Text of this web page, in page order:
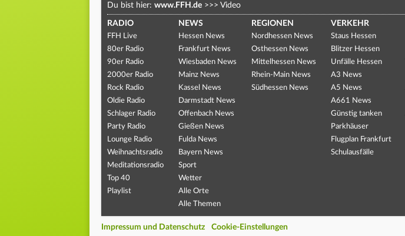
Du bist hier: www.FFH.de >>> Video
RADIO
FFH Live
80er Radio
90er Radio
2000er Radio
Rock Radio
Oldie Radio
Schlager Radio
Party Radio
Lounge Radio
Weihnachtsradio
Meditationsradio
Top 40
Playlist
NEWS
Hessen News
Frankfurt News
Wiesbaden News
Mainz News
Kassel News
Darmstadt News
Offenbach News
Gießen News
Fulda News
Bayern News
Sport
Wetter
Alle Orte
Alle Themen
REGIONEN
Nordhessen News
Osthessen News
Mittelhessen News
Rhein-Main News
Südhessen News
VERKEHR
Staus Hessen
Blitzer Hessen
Unfälle Hessen
A3 News
A5 News
A661 News
Günstig tanken
Parkhäuser
Flugplan Frankfurt
Schulausfälle
Impressum und Datenschutz Cookie-Einstellungen